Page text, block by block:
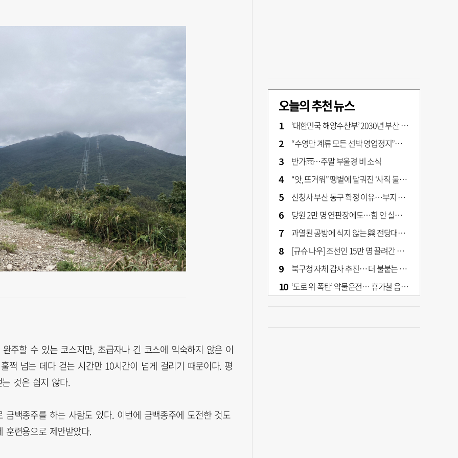
주할 수 있는 코스지만, 초급자나 긴 코스에 익숙하지 않은 이
쩍 넘는 데다 걷는 시간만 10시간이 넘게 걸리기 때문이다. 평
것은 쉽지 않다.
백종주를 하는 사람도 있다. 이번에 금백종주에 도전한 것도
련용으로 제안받았다.
오늘의 추천 뉴스
‘대한민국 해양수산부’ 2030년 부산 북항시대 연다
“수영만 계류 모든 선박 영업정지”… 재개발 속도전
반가雨…주말 부울경 비 소식
“앗, 뜨거워” 땡볕에 달궈진 ‘사직 불가마’ 관중석 무려 70도
신청사 부산 동구 확정 이유…부지 용이성·접근성·집적 가능성이 운명 갈랐다 [해수부 북항 시대]
당원 2만 명 연판장에도…힘 안 실리는 ‘장동혁 사퇴’ 공세
과열된 공방에 식지 않는 與 전당대회… 호남·수도권 집중하는 후보들
[규슈 나우] 조선인 15만 명 끌려간 치쿠호 탄광… 대를 이은 진실 캐기
북구청 자체 감사 추진… 더 불붙는 북구 신청사 갈등
‘도로 위 폭탄’ 약물운전… 휴가철 음주와 병행 단속 [교통안전, 시민이 만든다]